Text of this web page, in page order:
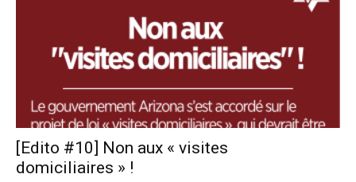
[Edito #10] Non aux « visites
domiciliaires » !